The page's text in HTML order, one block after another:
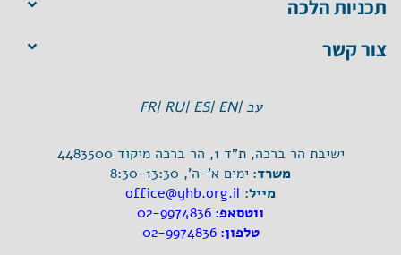
תכניות הלכה
צור קשר
עב |EN |
ES |
RU |
FR
ישיבת הר ברכה, ת"ד 1, הר ברכה מיקוד 4483500
משרד:ימים א'-ה', 8:30-13:30
מייל: office@yhb.org.il
ווטסאפ:02-9974836
טלפון:02-9974836